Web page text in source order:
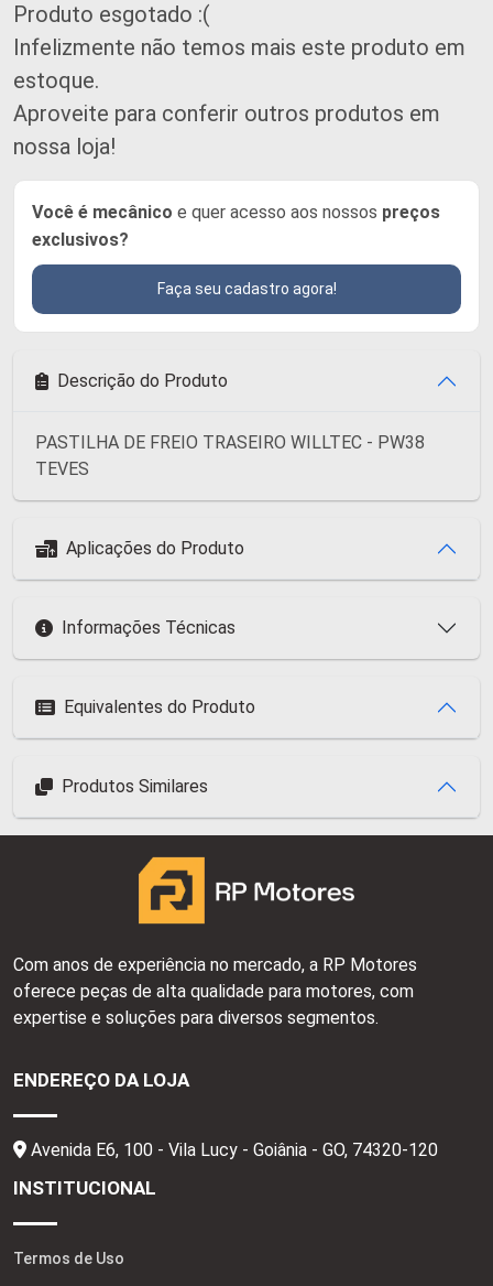
Produto esgotado :(
Infelizmente não temos mais este produto em
estoque.
Aproveite para conferir outros produtos em
nossa loja!
Você é mecânico e quer acesso aos nossos preços
exclusivos?
Faça seu cadastro agora!
Descrição do Produto
PASTILHA DE FREIO TRASEIRO WILLTEC - PW38
TEVES
Aplicações do Produto
Informações Técnicas
Equivalentes do Produto
Produtos Similares
Com anos de experiência no mercado, a RP Motores
oferece peças de alta qualidade para motores, com
expertise e soluções para diversos segmentos.
ENDEREÇO DA LOJA
Avenida E6, 100 - Vila Lucy - Goiânia - GO, 74320-120
INSTITUCIONAL
Termos de Uso